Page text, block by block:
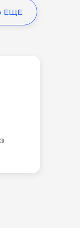
ЕЩЕ